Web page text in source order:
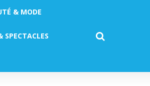
& MODE
SPECTACLES